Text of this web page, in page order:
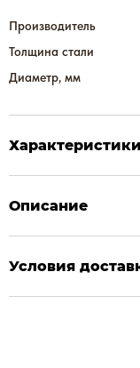
Производитель
Толщина стали
Диаметр, мм
Характеристики
Описание
Условия